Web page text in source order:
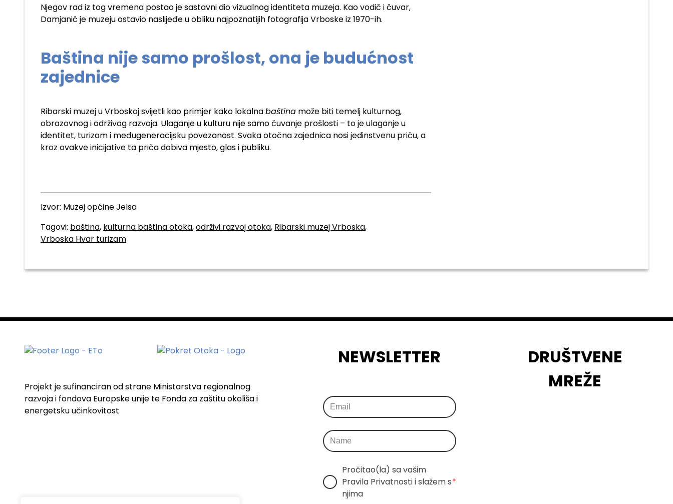
Njegov rad iz tog vremena postao je sastavni dio vizualnog identiteta muzeja. Kao vodič i čuvar,
Damjanić je muzeju ostavio naslijeđe u obliku najpoznatijih fotografija Vrboske iz 1970-ih.
Baština nije samo prošlost, ona je budućnost
zajednice
Ribarski muzej u Vrboskoj svijetli kao primjer kako lokalnabaština može biti temelj kulturnog,
obrazovnog i održivog razvoja. Ulaganje u kulturu nije samo čuvanje prošlosti – to je ulaganje u
identitet, turizam i međugeneracijsku povezanost. Svaka otočna zajednica nosi jedinstvenu priču, a
kroz ovakve inicijative ta priča dobiva mjesto, glas i publiku.
Izvor: Muzej općine Jelsa
Tagovi: baština, kulturna baština otoka,održivi razvoj otoka, Ribarski muzej Vrboska,
Vrboska Hvar turizam
Projekt je sufinanciran od strane Ministarstva regionalnog
razvoja i fondova Europske unije te Fonda za zaštitu okoliša i
energetsku učinkovitost
NEWSLETTER
Pročitao(la) sa vašim
Pravila Privatnosti i slažem s
njima
*
DRUŠTVENE
MREŽE